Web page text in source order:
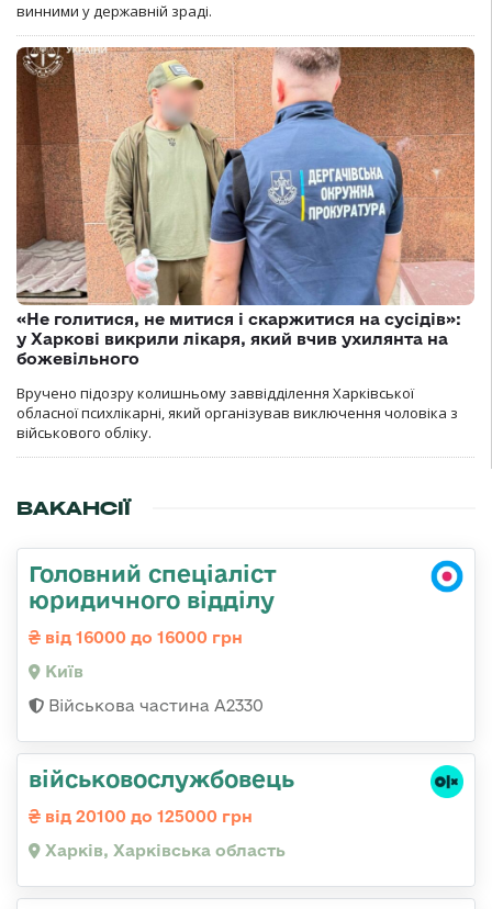
винними у державній зраді.
«Не голитися, не митися і скаржитися на сусідів»:
у Харкові викрили лікаря, який вчив ухилянта на
божевільного
Вручено підозру колишньому заввідділення Харківської
обласної психлікарні, який організував виключення чоловіка з
військового обліку.
ВАКАНСІЇ
Головний спеціаліст
юридичного відділу
від 16000 до 16000 грн
Київ
Військова частина A2330
військовослужбовець
від 20100 до 125000 грн
Харків, Харківська область